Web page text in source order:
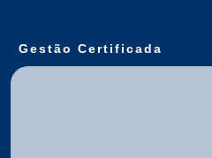
Gestão Certificada